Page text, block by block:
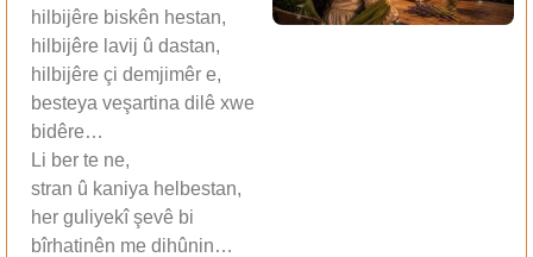
hilbijêre biskên hestan,
hilbijêre lavij û dastan,
hilbijêre çi demjimêr e,
besteya veşartina dilê xwe
bidêre…
Li ber te ne,
stran û kaniya helbestan,
her guliyekî şevê bi
bîrhatinên me dihûnin…